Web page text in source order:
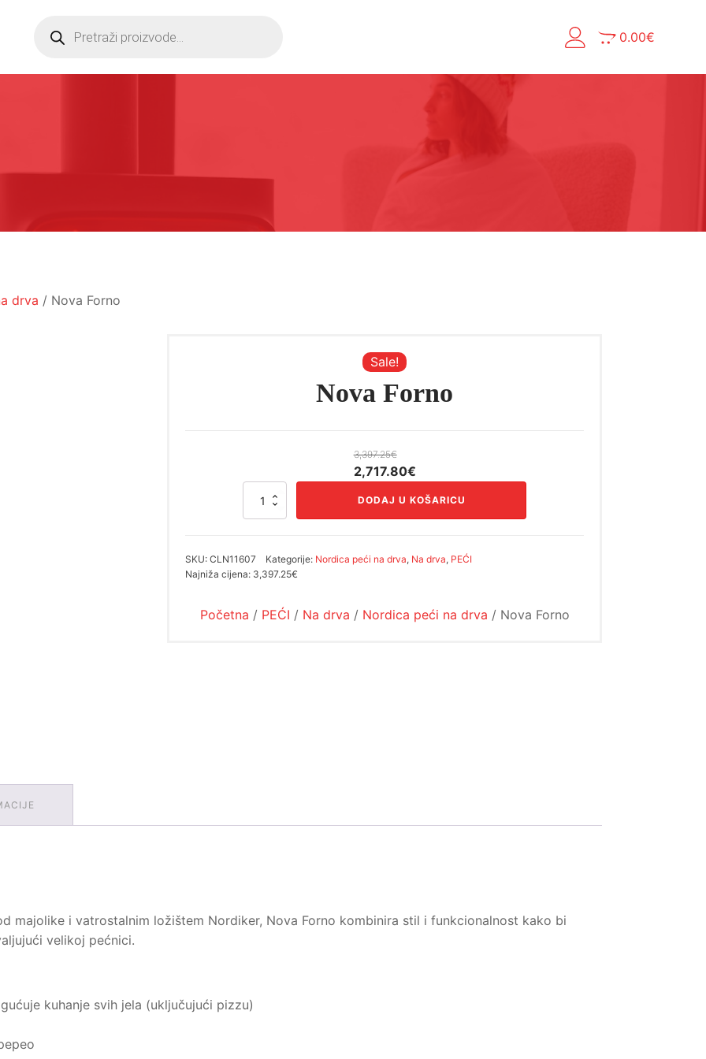
Products
search
0.00€
drva / Nova Forno
Sale!
Nova Forno
3,397.25€
Izvorna
2,717.80€Trenutna
cijena
Nova
DODAJ U KOŠARICU
SKU:CLN11607 Kategorije: Nordica peći na drva, Na drva, PEĆI
Najniža cijena: 3,397.25€
Početna / PEĆI / Na drva / Nordica peći na drva / Nova Forno
majolike i vatrostalnim ložištem Nordiker, Nova Forno kombinira stil i funkcionalnost kako bi
velikoj pećnici.
kuhanje svih jela (uključujući pizzu)